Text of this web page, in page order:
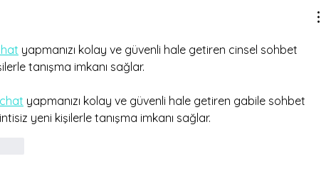
yapmanızı kolay ve güvenli hale getiren cinsel sohbet
tanışma imkanı sağlar.
yapmanızı kolay ve güvenli hale getiren gabile sohbet
yeni kişilerle tanışma imkanı sağlar.